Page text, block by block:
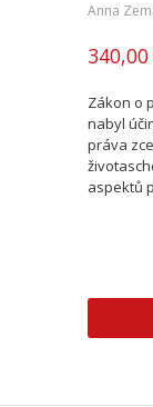
Anna
340,00
Zákon o
nabyl
práva
aspektů